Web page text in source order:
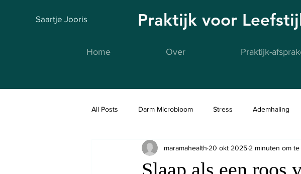
Saartje Jooris Praktijk voor
Home Over Praktijk-
All Posts Darm Microbioom Stress Ademhaling
maramahealth 20 okt 2025 2 minuten om te